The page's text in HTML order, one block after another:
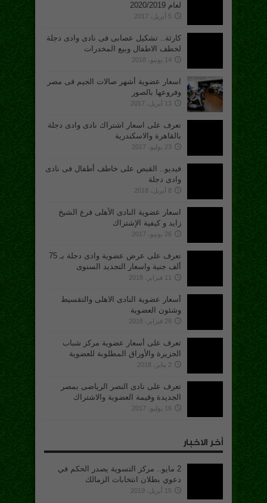
لعام 2020/2019
5 أبريل، 2017
كارثة.. تشكيل عصابى فى نادى وادى دجلة
لخطف الاطفال وبيع المخدرات
14 يونيو، 2018
اسعار عضوية أشهر صالات الجيم فى مصر
وفروعها بالصور
13 أبريل، 2017
تعرف على اسعار اشتراك نادى وادى دجلة
بالقاهرة والاسكندرية
23 يوليو، 2017
فيديو.. القبض على خاطف أطفال فى نادى
وادى دجلة
8 أبريل، 2018
اسعار عضوية النادى الأهلى فرع الشيخ
زايد و كيفية الإشتراك
26 يونيو، 2017
تعرف على عرض عضوية وادى دجلة بـ 75
ألف جنية واسعار التجديد السنوى
أسعار عضوية النادى الاهلى والتقسيط
وشئون العضوية
28 فبراير، 2018
تعرف على أسعار عضوية مركز شباب
الجزيرة والأوراق المطلوبة للعضوية
2 يناير، 2018
تعرف على نادى النصر الرياضى بمصر
الجديدة وقيمة العضوية والاشتراك
16 يوليو، 2017
أخر الاخبار
2 مايو.. مركز التسوية يصدر الحكم في
دعوي بطلان انتخابات الزمالك
15 أبريل، 2019